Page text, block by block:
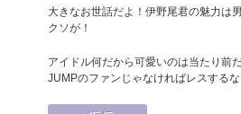
大きなお世話だよ！伊野尾君の魅力は
クソが！
アイドル何だから可愛いのは当たり前
JUMPのファンじゃなければレスするな